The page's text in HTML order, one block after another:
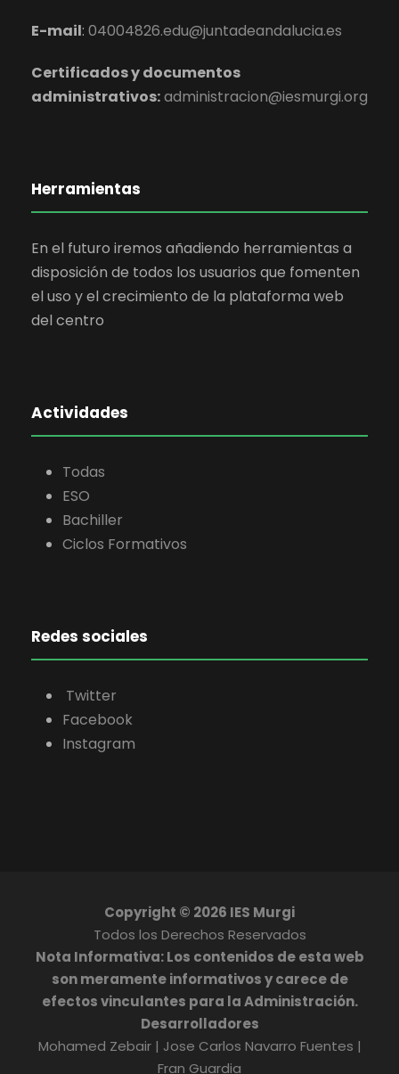
E-mail: 04004826.edu@juntadeandalucia.es
Certificados y documentos
administrativos:administracion@iesmurgi.org
Herramientas
En el futuro iremos añadiendo herramientas a
disposición de todos los usuarios que fomenten
el uso y el crecimiento de la plataforma web
del centro
Actividades
Todas
ESO
Bachiller
Ciclos Formativos
Redes sociales
Twitter
Facebook
Instagram
Copyright © 2026 IES Murgi
Todos los Derechos Reservados
Nota Informativa: Los contenidos de esta web
son meramente informativos y carece de
efectos vinculantes para la Administración.
Desarrolladores
Mohamed Zebair | Jose Carlos Navarro Fuentes |
Fran Guardia